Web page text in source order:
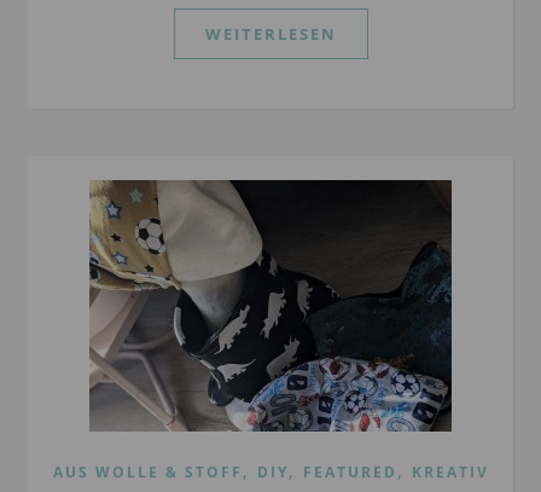
WEITERLESEN
AUS WOLLE & STOFF , DIY, FEATURED , KREATIV